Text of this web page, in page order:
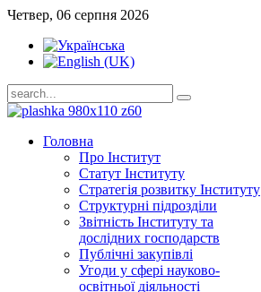
Четвер, 06 серпня 2026
Головна
Про Інститут
Статут Інституту
Стратегія розвитку Інституту
Структурні підрозділи
Звітність Інституту та
дослідних господарств
Публічні закупівлі
Угоди у сфері науково-
освітньої діяльності